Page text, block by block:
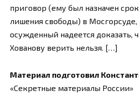
приговор (ему был назначен
лишения свободы) в
осужденный надеется доказать,
Хованову верить нельзя. […]
Материал подготовил
«Секретные материалы России»